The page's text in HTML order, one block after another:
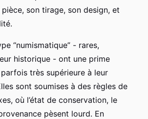
son tirage, son design, et
“numismatique” - rares,
historique - ont une prime
très supérieure à leur
sont soumises à des règles de
où l’état de conservation, le
pèsent lourd. En